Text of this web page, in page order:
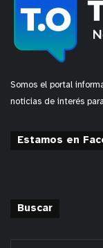
Somos el portal
noticias de interés
Estamos en
Buscar